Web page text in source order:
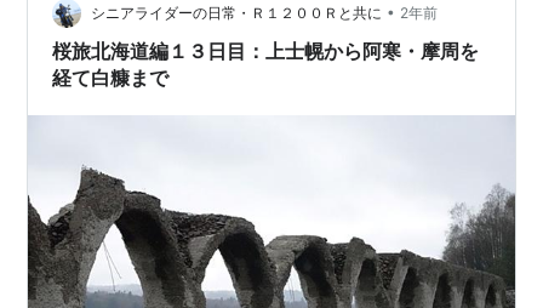
ーブでの生活は実現できません。 昨夜の食事もヘルシー
で美味しかったですが、朝食も変わらず美味…
シニアライダーの日常・Ｒ１２００Ｒと共に • 2年前
桜旅北海道編１３日目：上士幌から阿寒・摩周を
経て白糠まで